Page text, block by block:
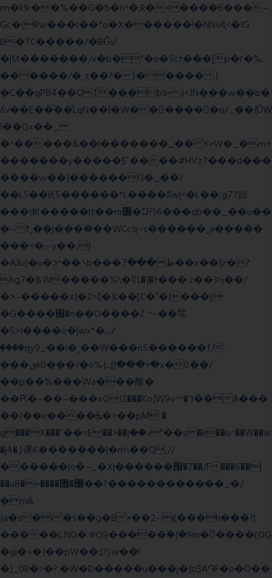
nn�k9:��%��G�߿�n^�;R�<����6���~
Gc�(Rw���r��*o�X������!�NNv4̙<�IG
B�TC�����/�BĜï/
�|M�������/x�b�"�o�Scf���[p�г�%;
������/�˱z��?�}����� |
�C��gPB4��OT���bӟ>J=JN���w��b�
ʎv��E��ͫ��ͫLqN��ſ�W���ً����o/_��{ÛW
ї��Qx��_
�^�����&��l�������_�� Y>W�_�m+
�������y�����$ߵ����#HVz7���d���
����w��{������G�_��/
��LS��ӣ;5������*L����ʬw|<�L��,g77諒
���dK�����|t��m߼�Զ?}6���qb��_��u��
�~ f˛��j������WCcq~s������˽a�����
���<�;~y��,}
�A3u)�u�ͻ^��܌b���ڟ���7��x��{z�?
hg7�&W�����%\�䶷�{�t���:z��3>j��/
�>~�����x{�2>ξ�&��[C�ˮ�I���}
�G����՗�n��O����Z ^~��靟
�5>I����o�|wx*�؎/
����qy9_��i�˻��W���n5������f/
���ٯk0���/�o%{߸[|���>�x�0��/
��p��%���Wa���酴�
��Ԗ�~��~���xOIŻ���Ko{W9v^^�ד��A���
��(��e����ܞ�>��pΜ �
g���X���ߴ��=E��>��އ��ן"��s�k��o^��W��w
�j4�.}课K�������|�m\��Q,//
������|o�~_�X|������՗�7��/F���6��|
��u8�=����߼�޾��?������������_�/
�m&
{a�s�i�s��g�B×��2~i(���h���?|
�����L.NO�.#O9�����ۙ�{�9m��ً���ӷOG
�gi�=�{��pW��ݿ?}w��!
�)_0R�>�?.�W�D�����u���j�{o$A֏F�o�O��